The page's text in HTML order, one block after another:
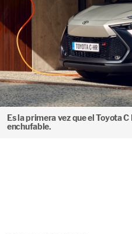
Es la primera vez que el Toyota
enchufable.